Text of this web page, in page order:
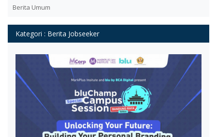
Berita Umum
Kategori : Berita Jobseeker